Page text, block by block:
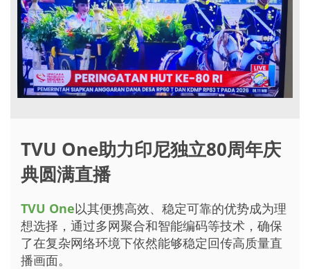
TVU One助力印尼独立80周年庆
典圆满直播
TVU One以其便携高效、稳定可靠的优势成为理
想选择，通过多网聚合和智能编码等技术，确保
了在复杂网络环境下依然能够稳定回传高质量直
播画面。